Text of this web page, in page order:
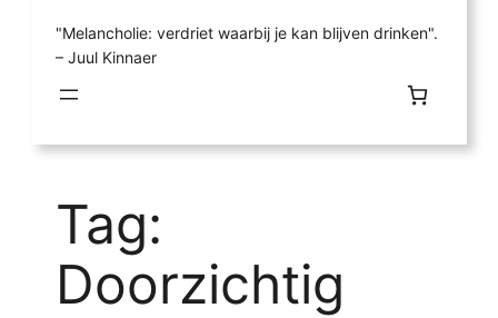
"Melancholie: verdriet waarbij je kan blijven drinken".
– Juul Kinnaer
Tag:
Doorzichtig